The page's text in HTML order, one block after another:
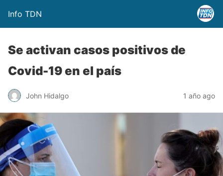
Info TDN
Se activan casos positivos de
Covid-19 en el país
John Hidalgo 1 año ago